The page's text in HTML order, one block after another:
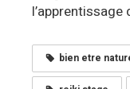
l’apprentissage
bien etre